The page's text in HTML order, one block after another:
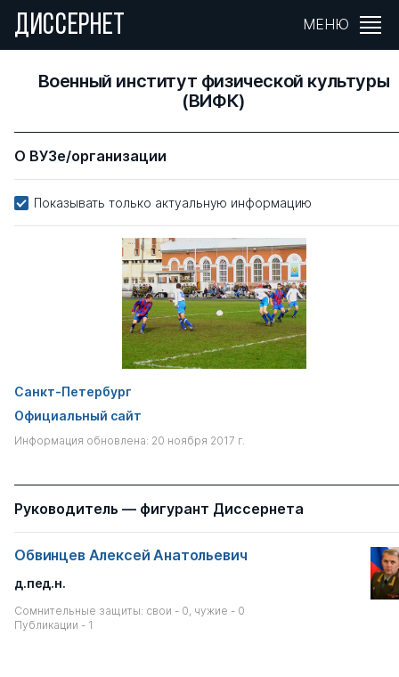
ДИССЕРНЕТ МЕНЮ
Военный институт физической культуры
(ВИФК)
О ВУЗе/организации
Показывать только актуальную информацию
Санкт-Петербург
Официальный сайт
Информация обновлена: 20 ноября 2017 г.
Руководитель — фигурант Диссернета
Обвинцев Алексей Анатольевич
д.пед.н.
Сомнительные защиты: свои - 0, чужие - 0
Публикации - 1